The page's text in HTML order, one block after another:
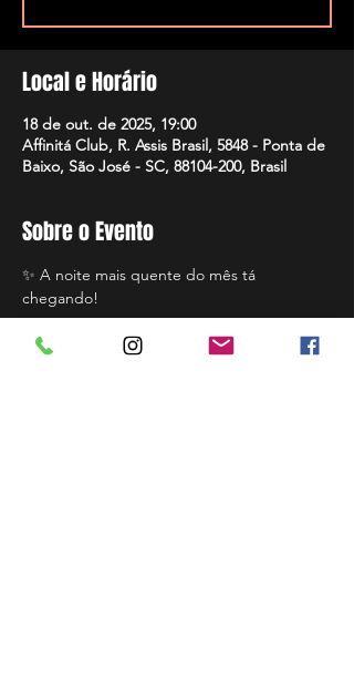
Local e Horário
18 de out. de 2025, 19:00
Affinitá Club, R. Assis Brasil, 5848 - Ponta de
Baixo, São José - SC, 88104-200, Brasil
Sobre o Evento
✨ A noite mais quente do mês tá
chegando!
💋 4ª edição da Festa do Leque – By Lolita